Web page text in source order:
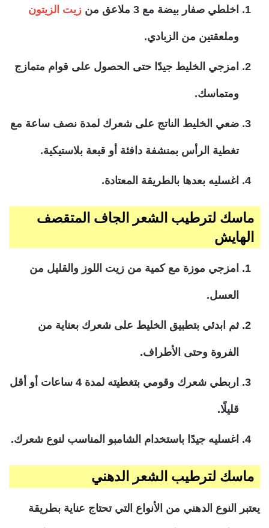
اخلطي صفار بيضة مع 3 ملاعق من زيت الزيتون
وملعقتين من الزبادي.
امزجي الخليط جيدًا حتى الحصول على قوام متمازج
ومتماسك.
ضعي الخليط الناتج على شعرك لمدة نصف ساعة مع
تغطية الرأس بمنشفة دافئة أو قبعة بلاستيكية.
اغسليه بعدها بالطريقة المعتادة.
ماسك لترطيب الشعر الجاف المتقصف
الهايش
امزجي موزة مع كمية من زيت اللوز والقليل من
العسل.
ثم ابدئي بتطبيق الخليط على شعرك بعناية من
الفروة وحتى الأطراف.
اربطي شعرك وقومي بتغطيته لمدة 4 ساعات أو أقل
قليلًا.
اغسليه جيدًا باستخدام الشامبو المناسب لنوع شعرك.
ماسك لترطيب الشعر الدهني
يعتبر النوع الدهني من الأنواع التي تحتاج عناية بطريقة